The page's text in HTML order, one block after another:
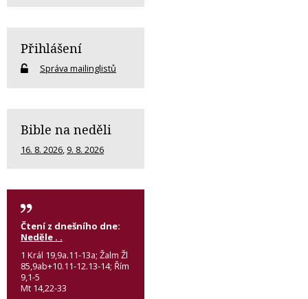
Přihlášení
Správa mailinglistů
Bible na neděli
16. 8. 2026, 9. 8. 2026
Čtení z dnešního dne:
Neděle . .
1 Král 19,9a.11-13a; Žalm Žl
85,9ab+10.11-12.13-14; Řím
9,1-5
Mt 14,22-33